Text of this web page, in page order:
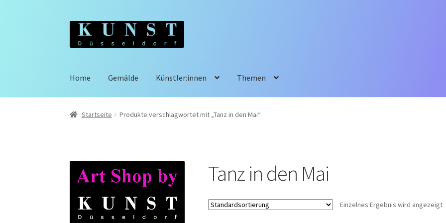
Zur
Navigation
springen
Zum
Inhalt
springen
Home Gemälde Künstler:innen Themen
Startseite Produkte verschlagwortet mit „Tanz in den Mai“
Tanz in den Mai
Einzelnes Ergebnis wird angezeigt